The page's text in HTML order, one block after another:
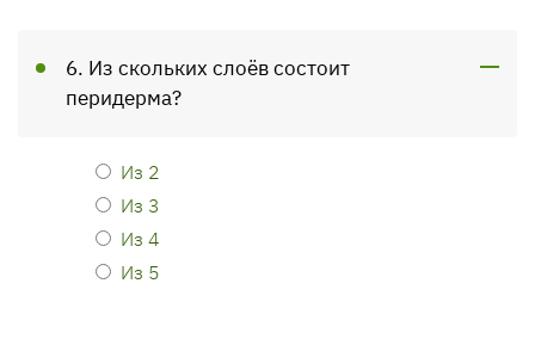
6. Из скольких слоёв состоит
перидерма?
Из 2
Из 3
Из 4
Из 5